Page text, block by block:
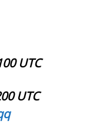
UTC
UTC